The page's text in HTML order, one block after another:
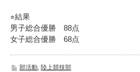
⭐︎結果
男子総合優勝 88点
女子総合優勝 68点
部活動, 陸上競技部